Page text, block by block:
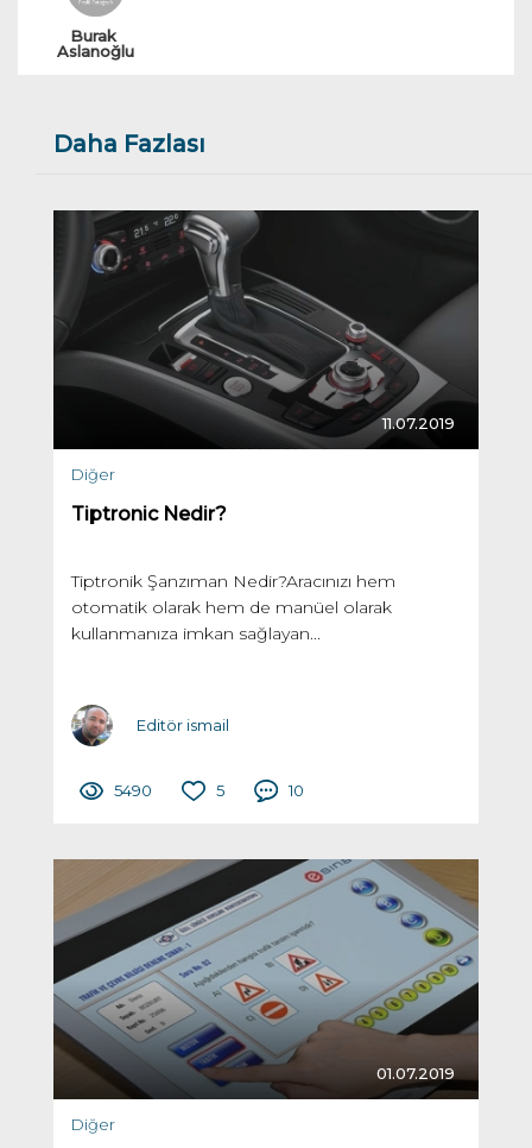
Burak
Aslanoğlu
Daha Fazlası
11.07.2019
Diğer
Tiptronic Nedir?
Tiptronik Şanzıman Nedir?Aracınızı hem
otomatik olarak hem de manüel olarak
kullanmanıza imkan sağlayan...
Editör ismail
5490 5 10
01.07.2019
Diğer